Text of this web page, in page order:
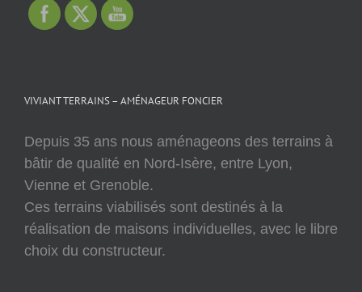
VIVIANT TERRAINS – AMÉNAGEUR FONCIER
Depuis 35 ans nous aménageons des terrains à
bâtir de qualité en Nord-Isère, entre Lyon,
Vienne et Grenoble.
Ces terrains viabilisés sont destinés à la
réalisation de maisons individuelles, avec le libre
choix du constructeur.